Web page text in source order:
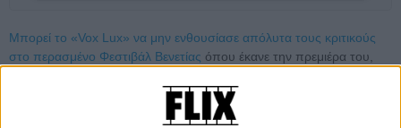
Μπορεί το «Vox Lux» να μην ενθουσίασε απόλυτα τους κριτικούς
στο περασμένο Φεστιβάλ Βενετίας όπου έκανε την πρεμιέρα του,
ενδιαφέρον πείραμα, πόσο μάλλον όταν συνοδεύεται κι από μια
ακόμα εξαιρετική ερμηνεία από την πρωταγωνίστρια Νάταλι